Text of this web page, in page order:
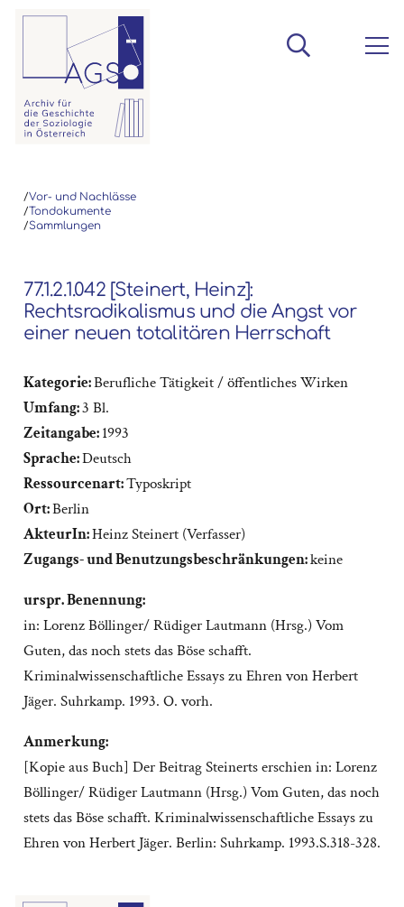
/Vor- und Nachlässe
/Tondokumente
/Sammlungen
77.1.2.1.042 [Steinert, Heinz]:
Rechtsradikalismus und die Angst vor
einer neuen totalitären Herrschaft
Kategorie:Berufliche Tätigkeit / öffentliches Wirken
Umfang:3 Bl.
Zeitangabe:1993
Sprache:Deutsch
Ressourcenart:Typoskript
Ort:Berlin
AkteurIn:Heinz Steinert (Verfasser)
Zugangs- und Benutzungsbeschränkungen:keine
urspr. Benennung:
in: Lorenz Böllinger/ Rüdiger Lautmann (Hrsg.) Vom
Guten, das noch stets das Böse schafft.
Kriminalwissenschaftliche Essays zu Ehren von Herbert
Jäger. Suhrkamp. 1993. O. vorh.
Anmerkung:
[Kopie aus Buch] Der Beitrag Steinerts erschien in: Lorenz
Böllinger/ Rüdiger Lautmann (Hrsg.) Vom Guten, das noch
stets das Böse schafft. Kriminalwissenschaftliche Essays zu
Ehren von Herbert Jäger. Berlin: Suhrkamp. 1993.S.318-328.